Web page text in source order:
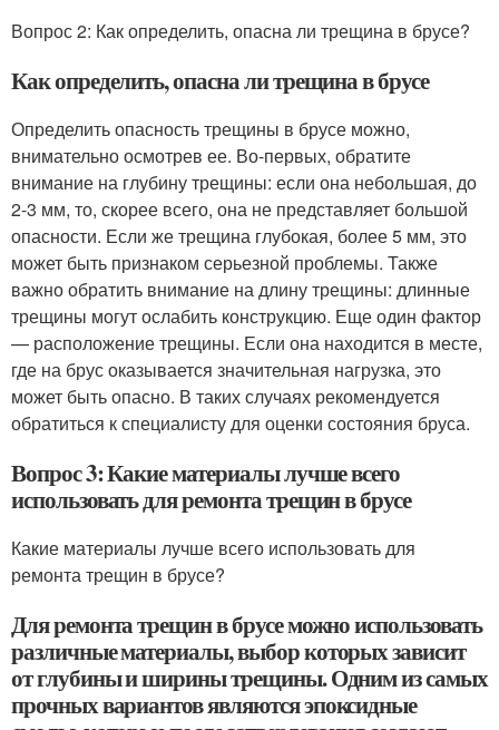
Вопрос 2: Как определить, опасна ли трещина в брусе?
Как определить, опасна ли трещина в брусе
Определить опасность трещины в брусе можно,
внимательно осмотрев ее. Во-первых, обратите
внимание на глубину трещины: если она небольшая, до
2-3 мм, то, скорее всего, она не представляет большой
опасности. Если же трещина глубокая, более 5 мм, это
может быть признаком серьезной проблемы. Также
важно обратить внимание на длину трещины: длинные
трещины могут ослабить конструкцию. Еще один фактор
— расположение трещины. Если она находится в месте,
где на брус оказывается значительная нагрузка, это
может быть опасно. В таких случаях рекомендуется
обратиться к специалисту для оценки состояния бруса.
Вопрос 3: Какие материалы лучше всего
использовать для ремонта трещин в брусе
Какие материалы лучше всего использовать для
ремонта трещин в брусе?
Для ремонта трещин в брусе можно использовать
различные материалы, выбор которых зависит
от глубины и ширины трещины. Одним из самых
прочных вариантов являются эпоксидные